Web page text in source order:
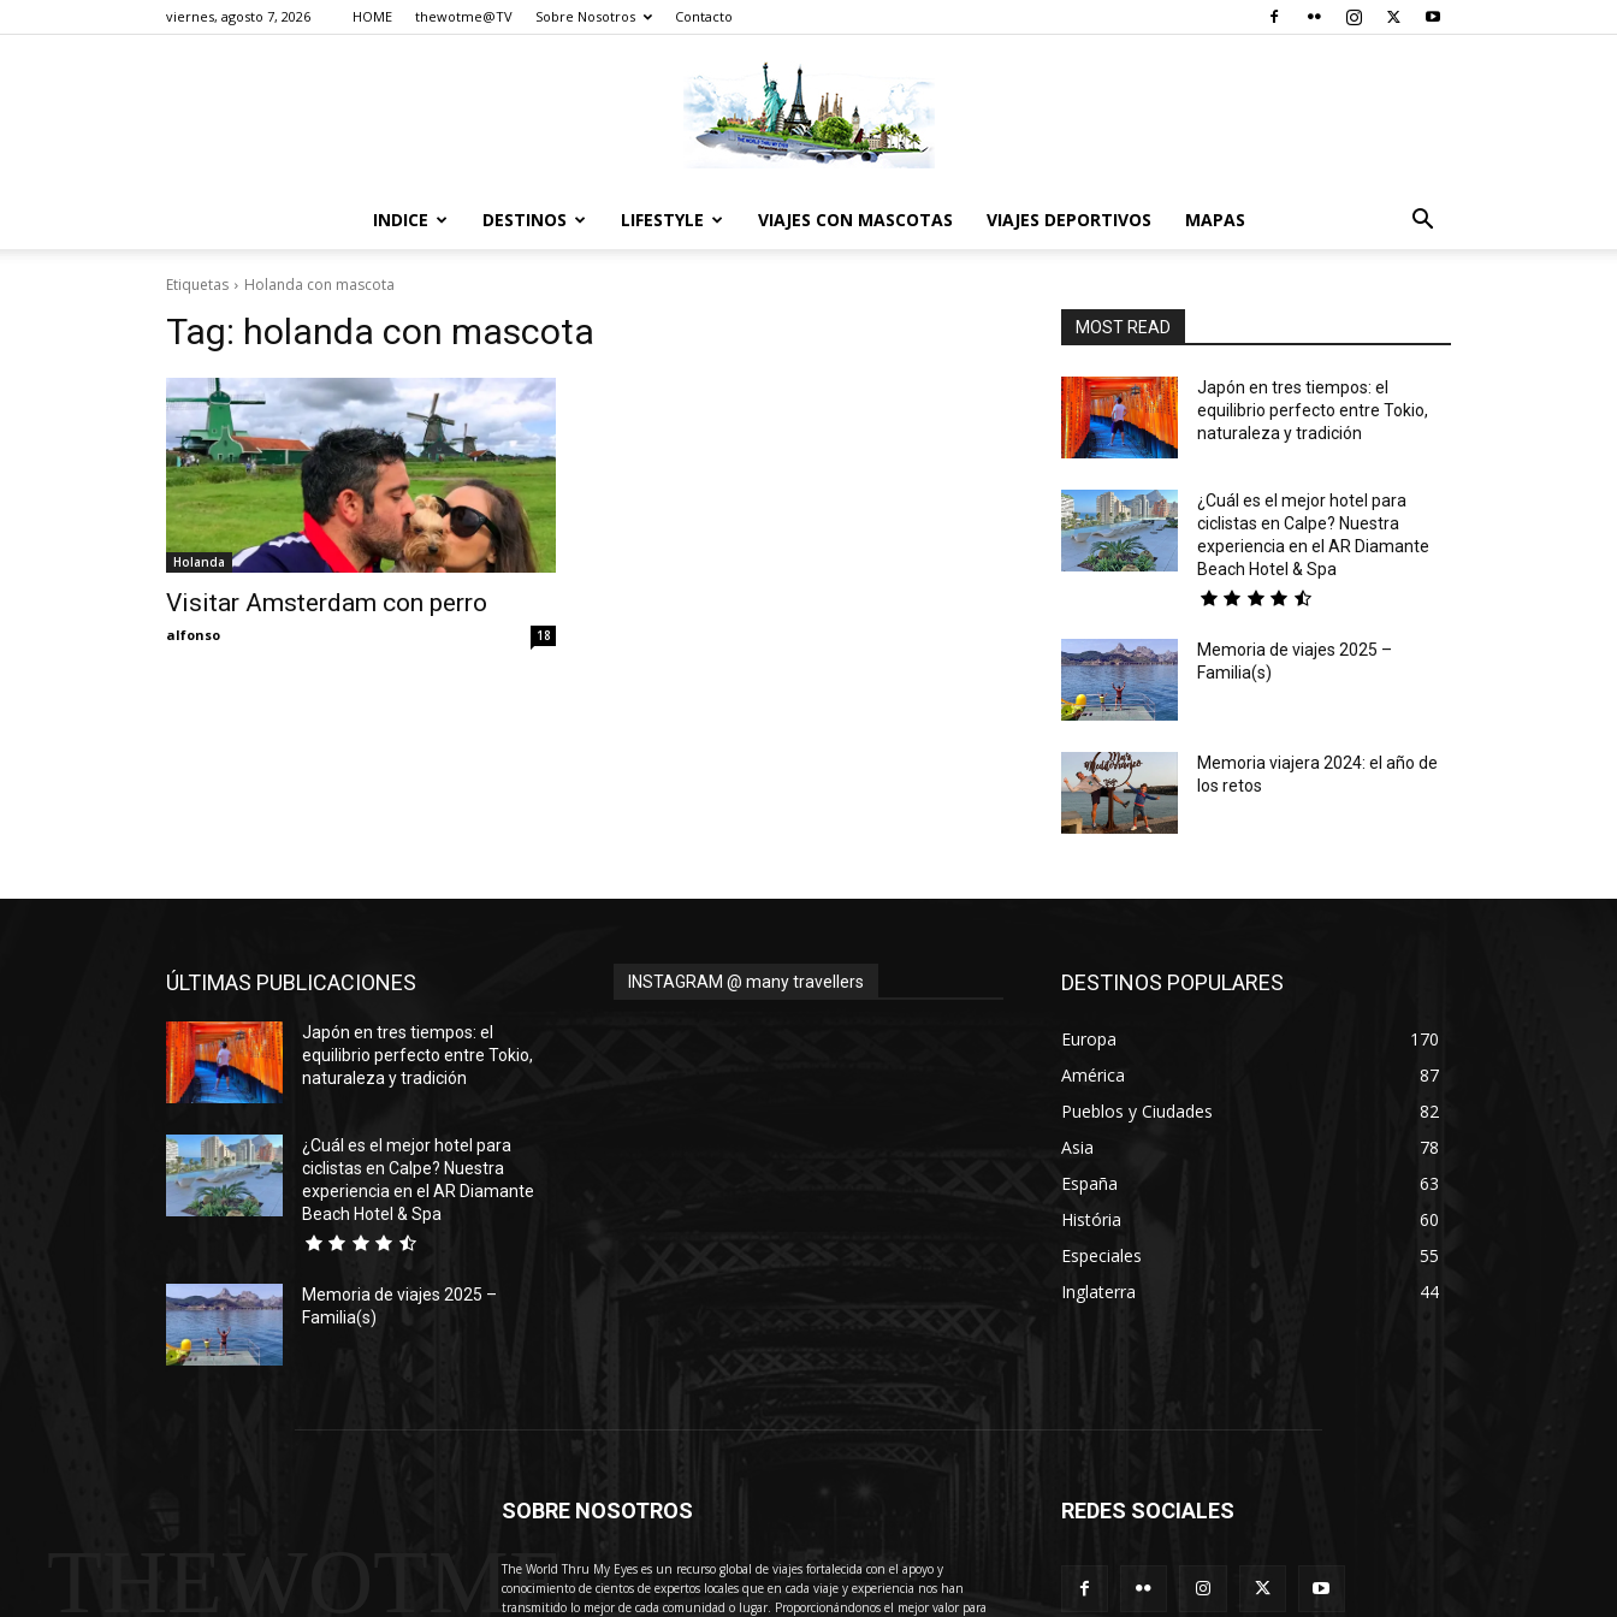
viernes, agosto 7, 2026 HOME thewotme@TV Sobre Nosotros Contacto
INDICE DESTINOS LIFESTYLE VIAJES CON MASCOTAS VIAJES DEPORTIVOS MAPAS
Etiquetas Holanda con mascota
Tag: holanda con mascota
Holanda
Visitar Amsterdam con perro
alfonso 18
MOST READ
Japón en tres tiempos: el
equilibrio perfecto entre Tokio,
naturaleza y tradición
¿Cuál es el mejor hotel para
ciclistas en Calpe? Nuestra
experiencia en el AR Diamante
Beach Hotel & Spa
Memoria de viajes 2025 –
Familia(s)
Memoria viajera 2024: el año de
los retos
ÚLTIMAS PUBLICACIONES
Japón en tres tiempos: el
equilibrio perfecto entre Tokio,
naturaleza y tradición
¿Cuál es el mejor hotel para
ciclistas en Calpe? Nuestra
experiencia en el AR Diamante
Beach Hotel & Spa
Memoria de viajes 2025 –
Familia(s)
INSTAGRAM @ many travellers DESTINOS POPULARES
Europa
170
América
87
Pueblos y Ciudades
82
Asia
78
España
63
História
60
Especiales
55
Inglaterra
44
THEWOTME
SOBRE NOSOTROS
The World Thru My Eyes es un recurso global de viajes fortalecida con el apoyo y
conocimiento de cientos de expertos locales que en cada viaje y experiencia nos han
transmitido lo mejor de cada comunidad o lugar. Proporcionándonos el mejor valor para
REDES SOCIALES